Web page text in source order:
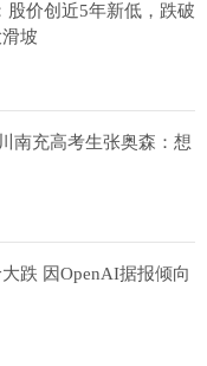
股价创近5年新低，跌破
坡
南充高考生张奥森：想
跌 因OpenAI据报倾向